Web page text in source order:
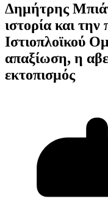
Δημήτρης
ιστορία και
Ιστιοπλοϊκού
απαξίωση, η
εκτοπισμός